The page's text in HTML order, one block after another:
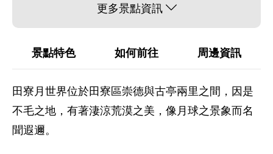
更多景點資訊
景點特色 如何前往 周邊資訊
田寮月世界位於田寮區崇德與古亭兩里之間，因是
不毛之地，有著淒涼荒漠之美，像月球之景象而名
聞遐邇。